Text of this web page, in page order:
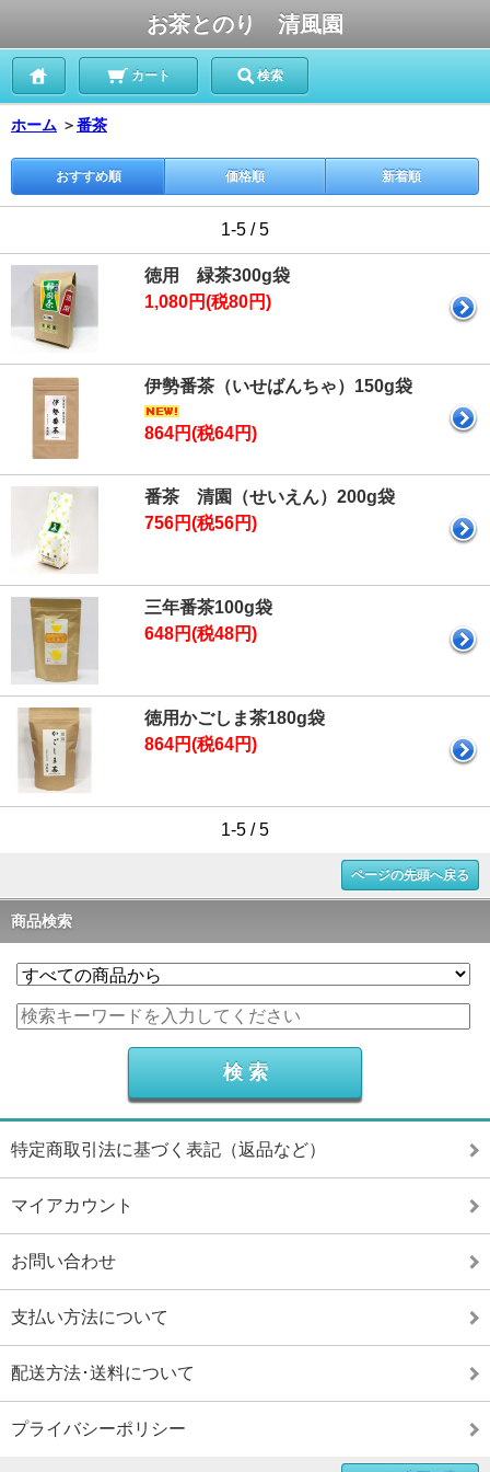
お茶とのり 清風園
カート 検索
ホーム ＞番茶
おすすめ順 価格順 新着順
1-5 / 5
徳用 緑茶300g袋
1,080円(税80円)
伊勢番茶（いせばんちゃ）150g袋
864円(税64円)
番茶 清園（せいえん）200g袋
756円(税56円)
三年番茶100g袋
648円(税48円)
徳用かごしま茶180g袋
864円(税64円)
1-5 / 5
ページの先頭へ戻る
商品検索
特定商取引法に基づく表記（返品など）
マイアカウント
お問い合わせ
支払い方法について
配送方法･送料について
プライバシーポリシー